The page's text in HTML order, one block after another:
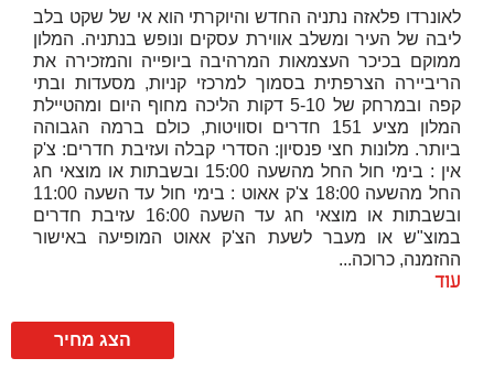
לאונרדו פלאזה נתניה החדש והיוקרתי הוא אי של שקט בלב
ליבה של העיר ומשלב אווירת עסקים ונופש בנתניה. המלון
ממוקם בכיכר העצמאות המרהיבה ביופייה והמזכירה את
הריביירה הצרפתית בסמוך למרכזי קניות, מסעדות ובתי
קפה ובמרחק של 5-10 דקות הליכה מחוף היום ומהטיילת
המלון מציע 151 חדרים וסוויטות, כולם ברמה הגבוהה
ביותר. מלונות חצי פנסיון: הסדרי קבלה ועזיבת חדרים: צ'ק
אין : בימי חול החל מהשעה 15:00 ובשבתות או מוצאי חג
החל מהשעה 18:00 צ'ק אאוט : בימי חול עד השעה 11:00
ובשבתות או מוצאי חג עד השעה 16:00 עזיבת חדרים
במוצ"ש או מעבר לשעת הצ'ק אאוט המופיעה באישור
ההזמנה, כרוכה...
עוד
הצג מחיר